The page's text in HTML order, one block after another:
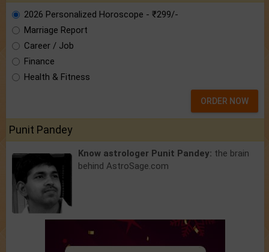
2026 Personalized Horoscope - ₹299/-
Marriage Report
Career / Job
Finance
Health & Fitness
ORDER NOW
Punit Pandey
Know astrologer Punit Pandey: the brain
behind AstroSage.com